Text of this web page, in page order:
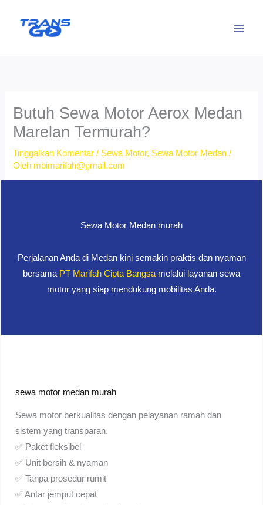
Butuh Sewa Motor Aerox Medan
Marelan Termurah?
Tinggalkan Komentar / Sewa Motor, Sewa Motor Medan /
Oleh mbimarifah@gmail.com
Sewa Motor Medan murah
Perjalanan Anda di Medan kini semakin praktis dan nyaman
bersama PT Marifah Cipta Bangsa melalui layanan sewa
motor yang siap mendukung mobilitas Anda.
sewa motor medan murah
Sewa motor berkualitas dengan pelayanan ramah dan
sistem yang transparan.
✅ Paket fleksibel
✅ Unit bersih & nyaman
✅ Tanpa prosedur rumit
✅ Antar jemput cepat